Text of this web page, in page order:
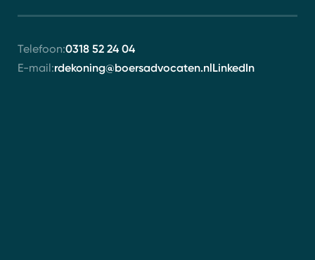
Telefoon:0318 52 24 04
E-mail:rdekoning@boersadvocaten.nlLinkedIn